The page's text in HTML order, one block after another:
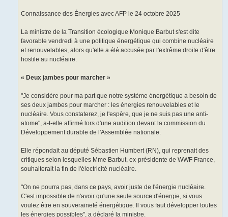
Connaissance des Énergies avec AFP le 24 octobre 2025
La ministre de la Transition écologique Monique Barbut s'est dite
favorable vendredi à une politique énergétique qui combine nucléaire
et renouvelables, alors qu'elle a été accusée par l'extrême droite d'être
hostile au nucléaire.
« Deux jambes pour marcher »
"Je considère pour ma part que notre système énergétique a besoin de
ses deux jambes pour marcher : les énergies renouvelables et le
nucléaire. Vous constaterez, je l'espère, que je ne suis pas une anti-
atome", a-t-elle affirmé lors d'une audition devant la commission du
Développement durable de l'Assemblée nationale.
Elle répondait au député Sébastien Humbert (RN), qui reprenait des
critiques selon lesquelles Mme Barbut, ex-présidente de WWF France,
souhaiterait la fin de l'électricité nucléaire.
"On ne pourra pas, dans ce pays, avoir juste de l'énergie nucléaire.
C'est impossible de n'avoir qu'une seule source d'énergie, si vous
voulez être en souveraineté énergétique. Il vous faut développer toutes
les énergies possibles", a déclaré la ministre.